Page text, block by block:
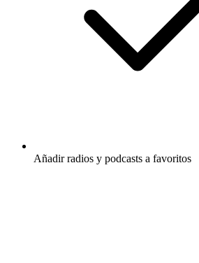
Añadir radios y podcasts a favoritos